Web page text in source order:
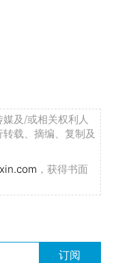
及/或相关权利人
载、摘编、复制及
，获得书面
订阅